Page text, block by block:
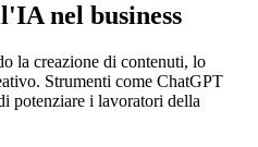
nel business
la creazione di contenuti, lo
Strumenti come ChatGPT
potenziare i lavoratori della